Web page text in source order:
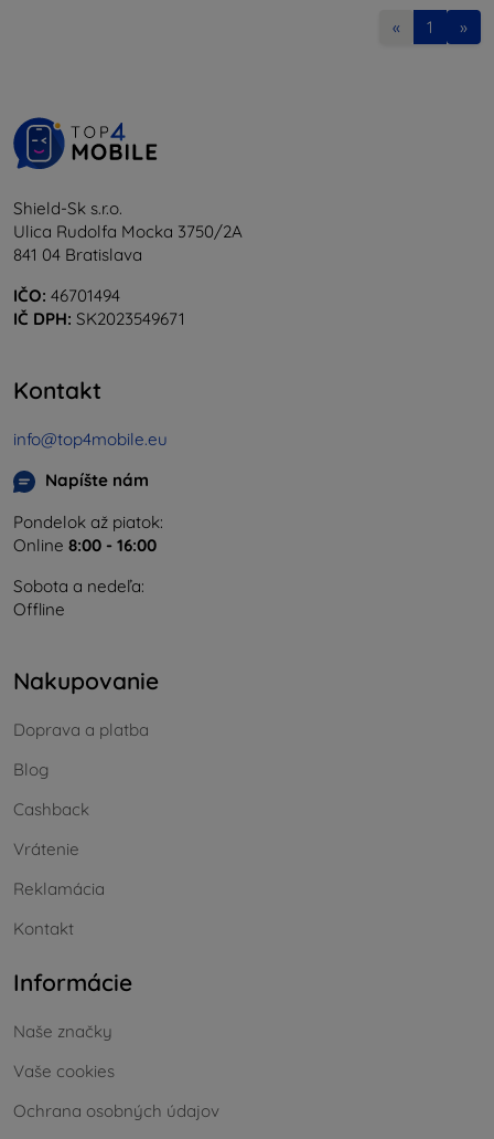
« 1 »
Shield-Sk s.r.o.
Ulica Rudolfa Mocka 3750/2A
841 04 Bratislava
IČO: 46701494
IČ DPH: SK2023549671
Kontakt
info@top4mobile.eu
Napíšte nám
Pondelok až piatok:
Online 8:00 - 16:00
Sobota a nedeľa:
Offline
Nakupovanie
Doprava a platba
Blog
Cashback
Vrátenie
Reklamácia
Kontakt
Informácie
Naše značky
Vaše cookies
Ochrana osobných údajov